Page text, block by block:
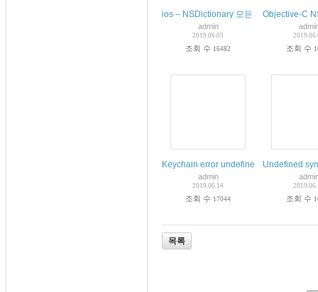
ios – NSDictionary 모든 키 명령
admin
2019.06.03
조회 수 16482
Objective-C
조회 수
Keychain error undefined symbol:
admin
2019.06.14
조회 수 17044
Undefined
조회 수
목록